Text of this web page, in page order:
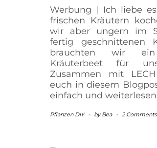
Werbung | Ich liebe
frischen Kräutern
wir aber ungern im
fertig geschnittenen
brauchten wir ein
Kräuterbeet für
Zusammen mit
euch in diesem
einfach und weiterlesen
Pflanzen DIY - byBea - 2 Comments